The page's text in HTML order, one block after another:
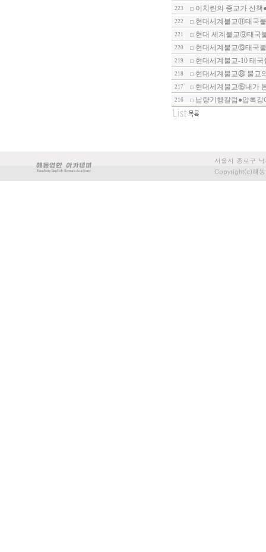
223 이치란의 종교가 산
222 현대세계불교⑪태국
221 현대 세계불교⑨태국
220 현대세계불교⑬태국
219 현대세계불교-10 태
218 현대세계불교㉝ 불교
217 현대세계불교⑮내가
216 납량기행칼럼●압록